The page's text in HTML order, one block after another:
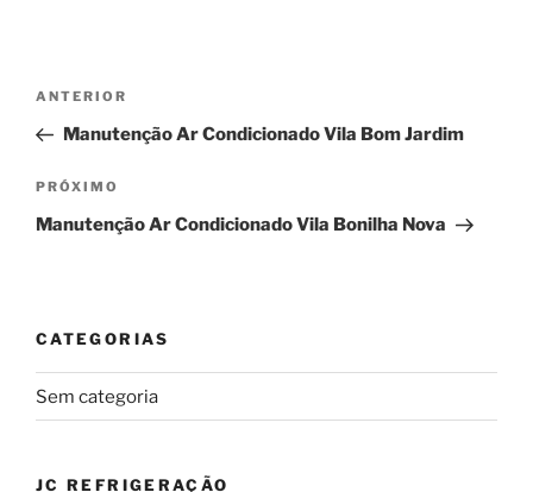
Navegação
Post
Post
anterior
ANTERIOR
Manutenção Ar Condicionado Vila Bom Jardim
Próximo
post
PRÓXIMO
Manutenção Ar Condicionado Vila Bonilha Nova
CATEGORIAS
Sem categoria
JC REFRIGERAÇÃO